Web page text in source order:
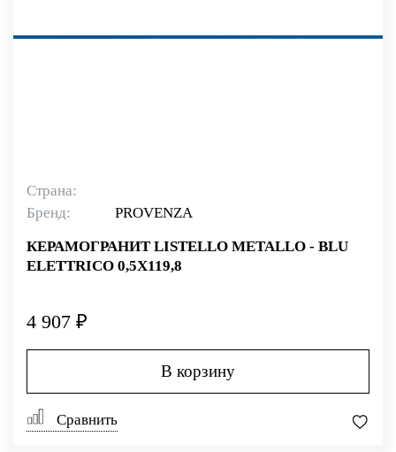
Страна:
Бренд:
PROVENZA
КЕРАМОГРАНИТ LISTELLO METALLO - BLU
ELETTRICO 0,5X119,8
4 907 ₽
В корзину
Сравнить